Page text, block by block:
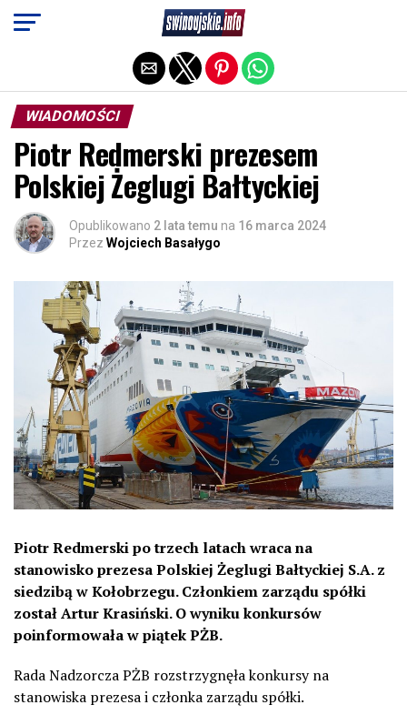
WIADOMOŚCI
Piotr Redmerski prezesem
Polskiej Żeglugi Bałtyckiej
Opublikowano 2 lata temu na 16 marca 2024
Przez Wojciech Basałygo
Piotr Redmerski po trzech latach wraca na
stanowisko prezesa Polskiej Żeglugi Bałtyckiej S.A. z
siedzibą w Kołobrzegu. Członkiem zarządu spółki
został Artur Krasiński. O wyniku konkursów
poinformowała w piątek PŻB.
Rada Nadzorcza PŻB rozstrzygnęła konkursy na
stanowiska prezesa i członka zarządu spółki.
Exit mobile version